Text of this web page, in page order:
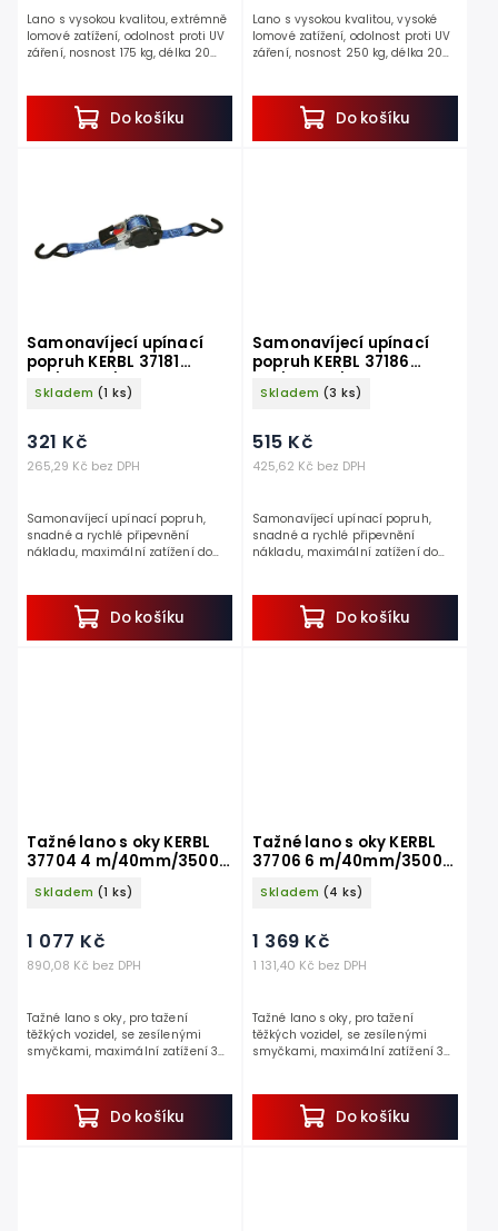
Do košíku
Lano s vysokou kvalitou, extrémně
lomové zatížení, odolnost proti UV
záření, nosnost 175 kg, délka 20
Do košíku
Lano s vysokou kvalitou, vysoké
lomové zatížení, odolnost proti UV
záření, nosnost 250 kg, délka 20
Samonavíjecí upínací
popruh KERBL 37181
3m/25mm/300kg, modrý
Skladem (1 ks)
265,29 Kč bez DPH
321 Kč
Do košíku
Samonavíjecí upínací popruh,
snadné a rychlé připevnění
nákladu, maximální zatížení do
Samonavíjecí upínací
popruh KERBL 37186
3m/50mm/750kg, zelený
Skladem (3 ks)
425,62 Kč bez DPH
515 Kč
Do košíku
Samonavíjecí upínací popruh,
snadné a rychlé připevnění
nákladu, maximální zatížení do
Tažné lano s oky KERBL
37704 4 m/40mm/35000
kg, červené
Skladem (1 ks)
890,08 Kč bez DPH
1 077 Kč
Do košíku
Tažné lano s oky, pro tažení
těžkých vozidel, se zesílenými
smyčkami, maximální zatížení 35
Tažné lano s oky KERBL
37706 6 m/40mm/35000
kg, červené
Skladem (4 ks)
1 131,40 Kč bez DPH
1 369 Kč
Do košíku
Tažné lano s oky, pro tažení
těžkých vozidel, se zesílenými
smyčkami, maximální zatížení 35